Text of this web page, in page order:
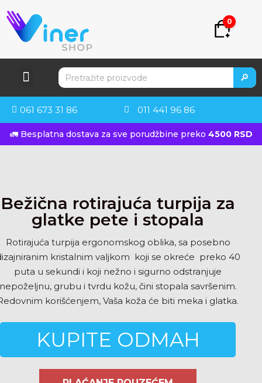
0
🔎
061 673 31 86 011 441 96 86
🚛 Besplatna dostava za sve porudžbine preko 4500 RSD
Bežična rotirajuća turpija za
glatke pete i stopala
Rotirajuća turpija ergonomskog oblika, sa posebno
kristalnim valjkom koji se okreće preko 40
puta u sekundi i koji nežno i sigurno odstranjuje
grubu i tvrdu kožu, čini stopala savršenim.
korišćenjem, Vaša koža će biti meka i glatka.
KUPITE ODMAH